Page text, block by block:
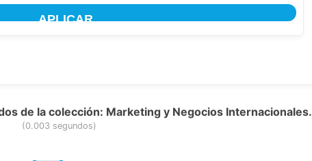
de la colección: Marketing y Negocios Internacionales.
(0.003 segundos)